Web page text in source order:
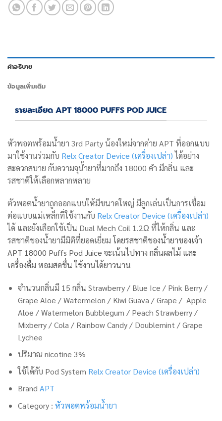
คำอธิบาย
ข้อมูลเพิ่มเติม
รายละเอียด APT 18000 PUFFS POD JUICE
หัวพอตพร้อมน้ำยา 3rd Party น้องใหม่จากค่าย APT ที่ออกแบบ
มาใช้งานร่วมกับ Relx Creator Device (เครื่องเปล่า)ได้อย่าง
สะดวกสบาย กับความจุน้ำยาที่มากถึง 18000 คำ มีกลิ่น และ
รสชาติให้เลือกหลากหลาย
ตัวพอตน้ำยาถูกออกแบบให้มีขนาดใหญ่ มีลูกเล่นเป็นการเชื่อม
ต่อแบบแม่เหล็กที่ใช้งานกับ Relx Creator Device (เครื่องเปล่า)
ได้ และยังเลือกใช้เป็น Dual Mech Coil 1.2Ω ที่ให้กลิ่น และ
รสชาติของน้ำยามีมิติที่ยอดเยี่ยมโดยรสชาติของน้ำยาของเจ้า
APT 18000 Puffs Pod Juice จะเน้นไปทาง กลิ่นผลไม้ และ
เครื่องดื่ม หอมสดชื่น ใช้งานได้ยาวนาน
จำนวนกลิ่นมี 15 กลิ่น Strawberry / Blue Ice / Pink Berry /
Grape Aloe / Watermelon / Kiwi Guava / Grape / Apple
Aloe / Watermelon Bubblegum / Peach Strawberry /
Mixberry / Cola / Rainbow Candy / Doublemint / Grape
Lychee
ปริมาณ nicotine 3%
ใช้ได้กับ Pod System Relx Creator Device (เครื่องเปล่า)
Brand APT
Category : หัวพอตพร้อมน้ำยา